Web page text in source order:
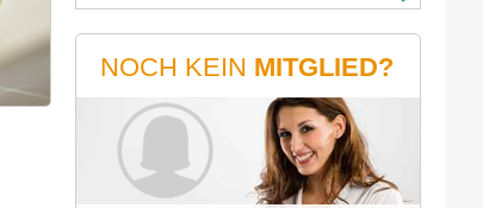
NOCH KEIN MITGLIED?